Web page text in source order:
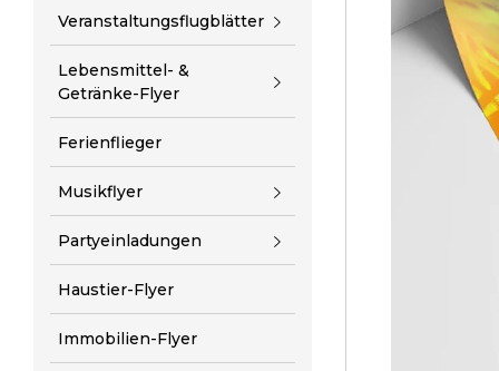
Veranstaltungsflugblätter
Lebensmittel- &
Getränke-Flyer
Ferienflieger
Musikflyer
Partyeinladungen
Haustier-Flyer
Immobilien-Flyer